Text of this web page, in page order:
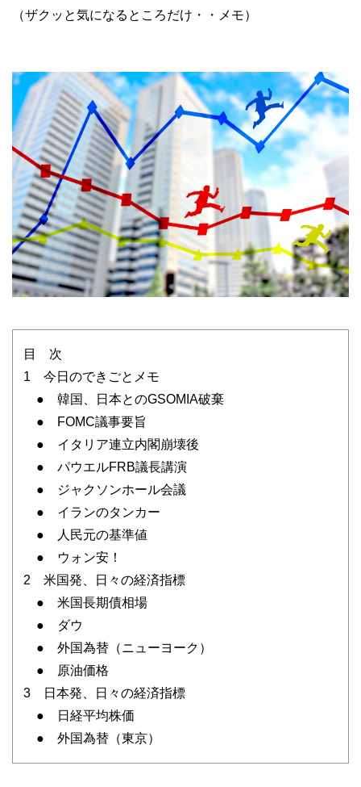
（ザクッと気になるところだけ・・メモ）
目 次
1 今日のできごとメモ
● 韓国、日本とのGSOMIA破棄
● FOMC議事要旨
● イタリア連立内閣崩壊後
● パウエルFRB議長講演
● ジャクソンホール会議
● イランのタンカー
● 人民元の基準値
● ウォン安！
2 米国発、日々の経済指標
● 米国長期債相場
● ダウ
● 外国為替（ニューヨーク）
● 原油価格
3 日本発、日々の経済指標
● 日経平均株価
● 外国為替（東京）